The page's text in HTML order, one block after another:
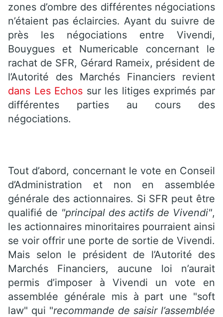
zones d’ombre des différentes négociations
n’étaient pas éclaircies. Ayant du suivre de
près les négociations entre Vivendi,
Bouygues et Numericable concernant le
rachat de SFR, Gérard Rameix, président de
l’Autorité des Marchés Financiers revient
dans Les Echos sur les litiges exprimés par
différentes parties au cours des
négociations.
Tout d’abord, concernant le vote en Conseil
d’Administration et non en assemblée
générale des actionnaires. Si SFR peut être
qualifié de "principal des actifs de Vivendi",
les actionnaires minoritaires pourraient ainsi
se voir offrir une porte de sortie de Vivendi.
Mais selon le président de l’Autorité des
Marchés Financiers, aucune loi n’aurait
permis d’imposer à Vivendi un vote en
assemblée générale mis à part une "soft
law" qui "recommande de saisir l’assemblée